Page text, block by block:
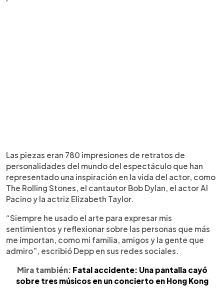
Las piezas eran 780 impresiones de retratos de
personalidades del mundo del espectáculo que han
representado una inspiración en la vida del actor, como
The Rolling Stones, el cantautor Bob Dylan, el actor Al
Pacino y la actriz Elizabeth Taylor.
“Siempre he usado el arte para expresar mis
sentimientos y reflexionar sobre las personas que más
me importan, como mi familia, amigos y la gente que
admiro”, escribió Depp en sus redes sociales.
Mira también: Fatal accidente: Una pantalla cayó
sobre tres músicos en un concierto en Hong Kong